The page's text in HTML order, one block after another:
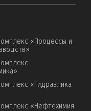
«Процессы и
«Гидравлика
«Нефтехимия